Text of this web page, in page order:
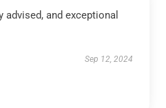
and exceptional
Sep 12, 2024